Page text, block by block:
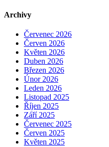
Archivy
Červenec 2026
Červen 2026
Květen 2026
Duben 2026
Březen 2026
Únor 2026
Leden 2026
Listopad 2025
Říjen 2025
Září 2025
Červenec 2025
Červen 2025
Květen 2025